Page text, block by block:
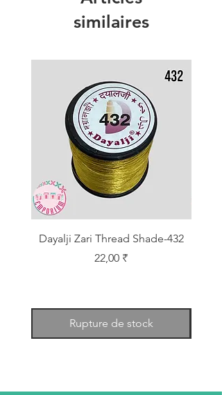
similaires
Dayalji Zari Thread Shade-432
Prix
22,00 ₹
Rupture de stock